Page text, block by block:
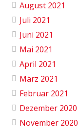
August 2021
Juli 2021
Juni 2021
Mai 2021
April 2021
März 2021
Februar 2021
Dezember 2020
November 2020